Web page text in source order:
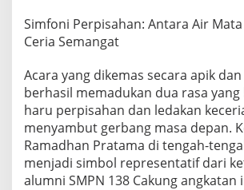
​Simfoni Perpisahan: Antara Air
Ceria Semangat
​Acara yang dikemas secara apik
berhasil memadukan dua rasa
haru perpisahan dan ledakan
menyambut gerbang masa depan.
Ramadhan Pratama di tengah-
menjadi simbol representatif dari
alumni SMPN 138 Cakung angkatan